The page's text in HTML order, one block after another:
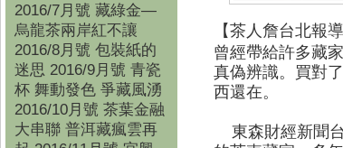
2016/7月號 藏綠金—
烏龍茶兩岸紅不讓
2016/8月號 包裝紙的
迷思 2016/9月號 青瓷
杯 舞動發色 爭藏風湧
2016/10月號 茶葉金融
大串聯 普洱藏瘋雲再
【茶人詹台北報導
曾經帶給許多藏
真偽辨識。買對
西還在。
東森財經新聞